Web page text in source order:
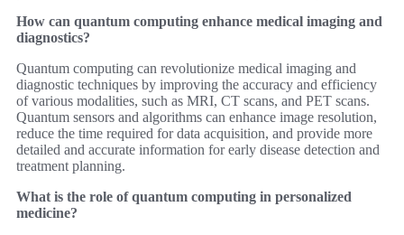
How can quantum computing enhance medical imaging and
diagnostics?
Quantum computing can revolutionize medical imaging and
diagnostic techniques by improving the accuracy and efficiency
of various modalities, such as MRI, CT scans, and PET scans.
Quantum sensors and algorithms can enhance image resolution,
reduce the time required for data acquisition, and provide more
detailed and accurate information for early disease detection and
treatment planning.
What is the role of quantum computing in personalized
medicine?